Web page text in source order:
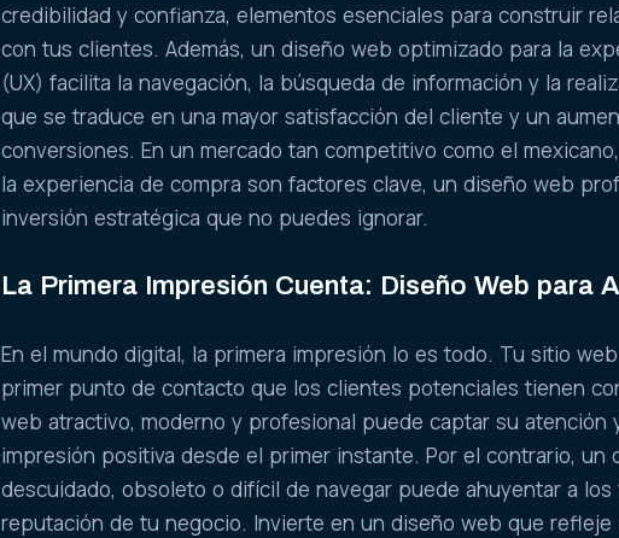
credibilidad y confianza, elementos esenciales para construir
con tus clientes. Además, un diseño web optimizado para la
(UX) facilita la navegación, la búsqueda de información y la
que se traduce en una mayor satisfacción del cliente y un
conversiones. En un mercado tan competitivo como el
la experiencia de compra son factores clave, un diseño web
inversión estratégica que no puedes ignorar.
La Primera Impresión Cuenta: Diseño Web para
En el mundo digital, la primera impresión lo es todo. Tu sitio
primer punto de contacto que los clientes potenciales tienen
web atractivo, moderno y profesional puede captar su atención
impresión positiva desde el primer instante. Por el contrario, un
descuidado, obsoleto o difícil de navegar puede ahuyentar a los
reputación de tu negocio. Invierte en un diseño web que refleje